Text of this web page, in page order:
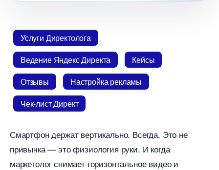
Услуги Директолога
едение Яндекс Директа
Кейсы
Отзывы
Настройка рекламы
Чек-лист Директ
Смартфон держат вертикально. Всегда. Это не
привычка — это физиология руки. И когда
маркетолог снимает горизонтальное видео и